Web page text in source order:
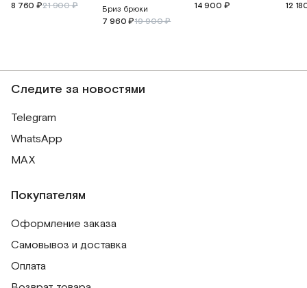
8 760 ₽21 900 ₽
Бриз брюки
7 960 ₽19 900 ₽
14 900 ₽
12
Следите за новостями
Telegram
WhatsApp
MAX
Покупателям
Оформление заказа
Самовывоз и доставка
Оплата